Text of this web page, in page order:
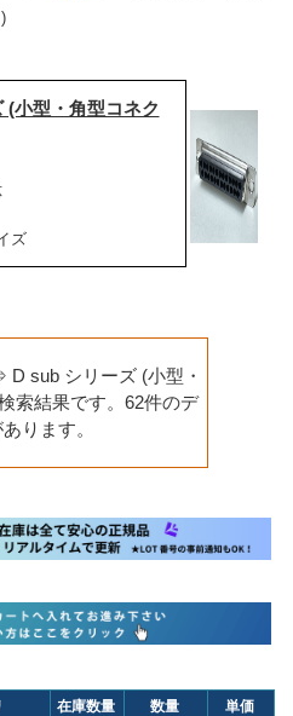
(小型・角型コネク
ズ
sub シリーズ (小型・
索結果です。62件のデ
ります。
在庫数量 数量 単価